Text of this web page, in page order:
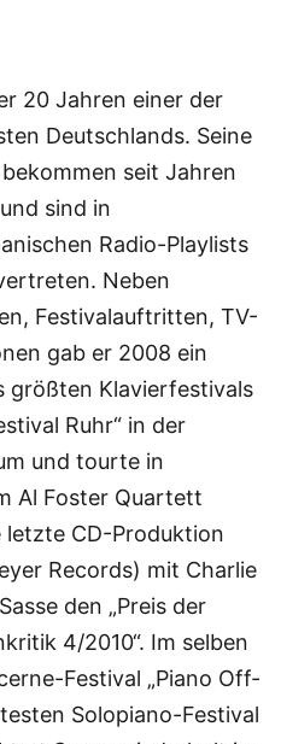
20 Jahren einer der
Deutschlands. Seine
seit Jahren
sind in
Radio-Playlists
Neben
Festivalauftritten, TV-
gab er 2008 ein
größten Klavierfestivals
Ruhr“ in der
und tourte in
Al Foster Quartett
letzte CD-Produktion
Records) mit Charlie
den „Preis der
4/2010“. Im selben
Festival „Piano Off-
Solopiano-Festival